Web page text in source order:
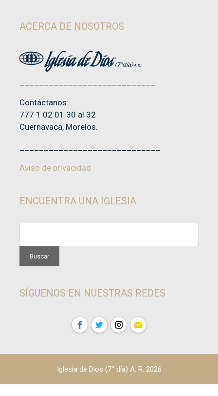
ACERCA DE NOSOTROS
Contáctanos:
777 1 02 01 30 al 32
Cuernavaca, Morelos.
Aviso de privacidad
ENCUENTRA UNA IGLESIA
SÍGUENOS EN NUESTRAS REDES
Iglesia de Dios (7° día) A. R. 2026